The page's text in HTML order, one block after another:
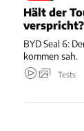
Hält der
verspricht?
BYD Seal 6:
kommen sah.
Tests